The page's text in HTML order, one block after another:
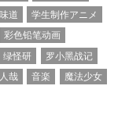
道
学生制作アニメ
彩色铅笔动画
绿怪研
罗小黑战记
哉 音楽 魔法少女